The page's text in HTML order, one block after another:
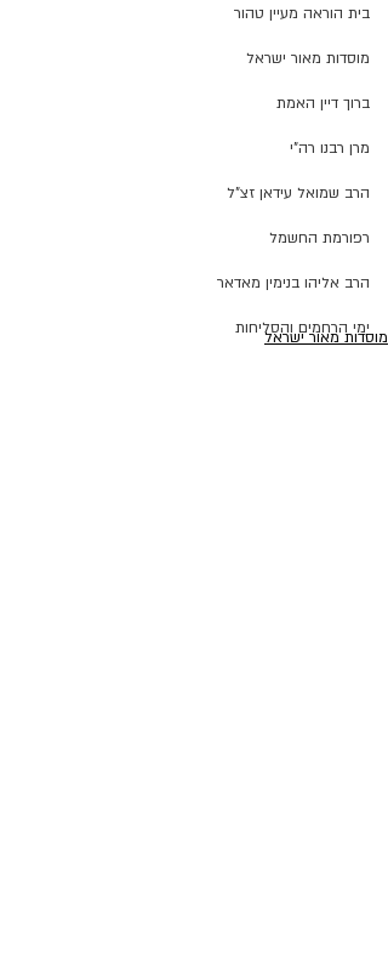
בית הוראה מעיין טהור
מוסדות מאור ישראל
ברוך דיין האמת
מרן רבנו רה"י
הרב שמואל עידאן זצ"ל
רפורמת החשמל
הרב אליהו בנימין מאדאר
ימי הרחמים והסליחות
מוסדות מאור ישראל